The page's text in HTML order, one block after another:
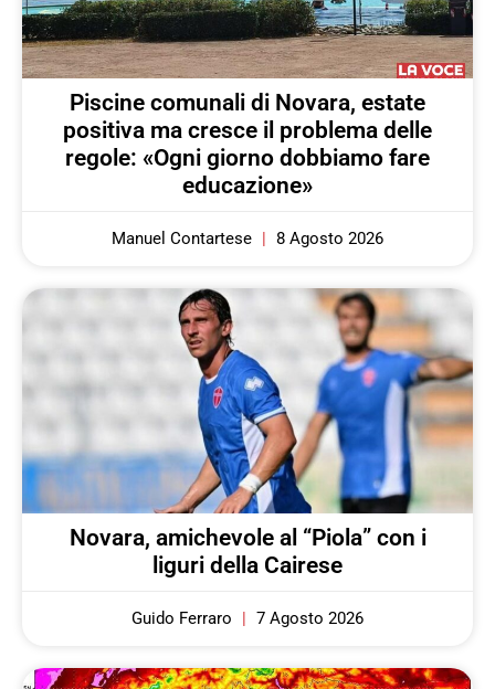
Piscine comunali di Novara, estate
positiva ma cresce il problema delle
regole: «Ogni giorno dobbiamo fare
educazione»
Manuel Contartese 8 Agosto 2026
Novara, amichevole al “Piola” con i
liguri della Cairese
Guido Ferraro 7 Agosto 2026